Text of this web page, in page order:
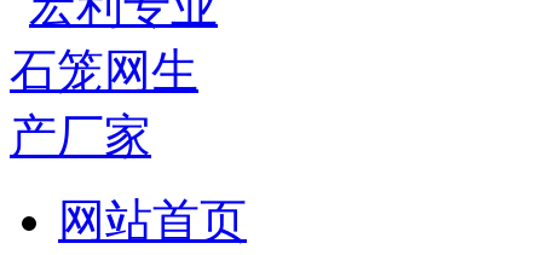
网站首页